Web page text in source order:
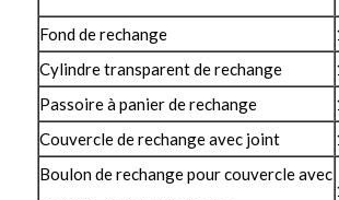
Fond de rechange
Cylindre transparent de rechange
Passoire à panier de rechange
Couvercle de rechange avec joint
Boulon de rechange pour couvercle avec